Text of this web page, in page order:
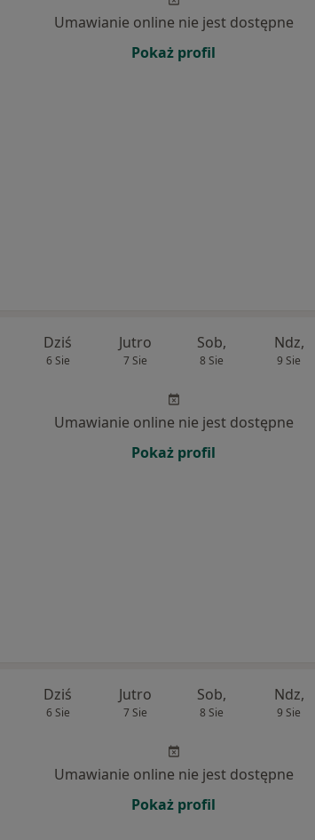
Umawianie online nie jest dostępne
Pokaż profil
Dziś
6 Sie
Jutro
7 Sie
Sob,
8 Sie
Ndz,
9 Sie
Umawianie online nie jest dostępne
Pokaż profil
Dziś
6 Sie
Jutro
7 Sie
Sob,
8 Sie
Ndz,
9 Sie
Umawianie online nie jest dostępne
Pokaż profil